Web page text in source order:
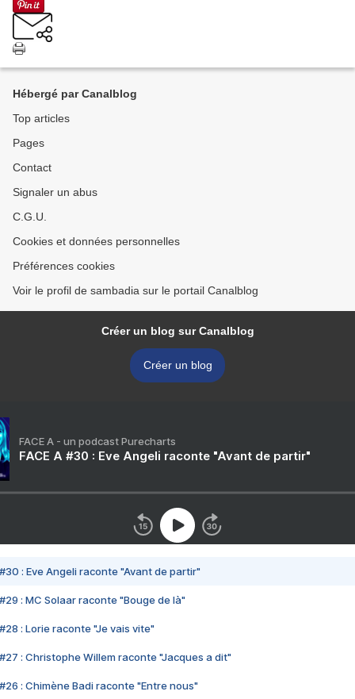
Hébergé par Canalblog
Top articles
Pages
Contact
Signaler un abus
C.G.U.
Cookies et données personnelles
Préférences cookies
Voir le profil de sambadia sur le portail Canalblog
Créer un blog sur Canalblog
Créer un blog
FACE A - un podcast Purecharts
FACE A #30 : Eve Angeli raconte "Avant de partir"
#30 : Eve Angeli raconte "Avant de partir"
#29 : MC Solaar raconte "Bouge de là"
#28 : Lorie raconte "Je vais vite"
#27 : Christophe Willem raconte "Jacques a dit"
#26 : Chimène Badi raconte "Entre nous"